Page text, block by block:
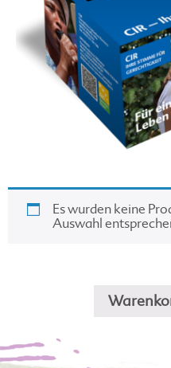
Es wurden keine
Auswahl